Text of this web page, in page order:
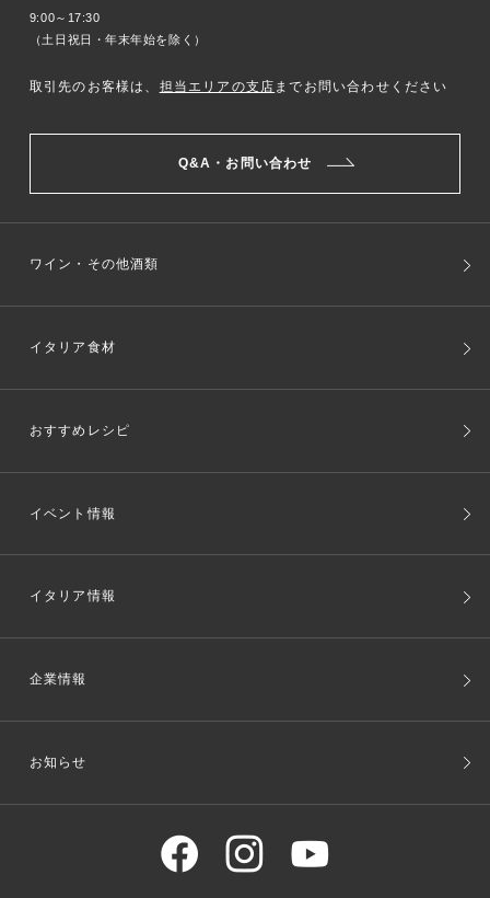
9:00～17:30
（土日祝日・年末年始を除く）
取引先のお客様は、 担当エリアの支店 までお問い合わせください
Q&A・お問い合わせ
ワイン・その他酒類
イタリア食材
おすすめレシピ
イベント情報
イタリア情報
企業情報
お知らせ